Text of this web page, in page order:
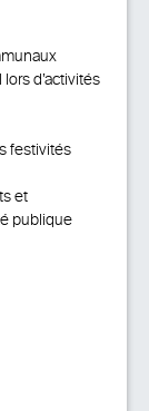
d’activités
festivités
et
publique